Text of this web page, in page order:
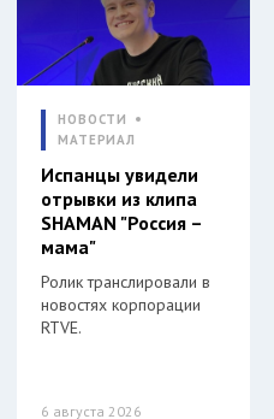
НОВОСТИ
МАТЕРИАЛ
Испанцы увидели
отрывки из клипа
SHAMAN "Россия –
мама"
Ролик транслировали в
новостях корпорации
RTVE.
6 августа 2026